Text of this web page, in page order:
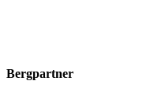
Bergpartner